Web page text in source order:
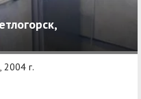
2004 г.